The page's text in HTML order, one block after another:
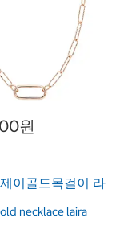
원
이골드목걸이 라
necklace laira